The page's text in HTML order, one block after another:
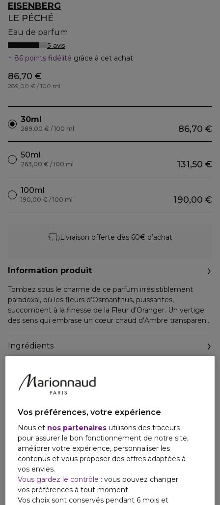
EISENBERG
LE PÉCHÉ
Eau de parfum
5 avis
86 points fidélité grâce à cet achat
86,70 €
289,00 € / 100 ml
30ml
86,70 €
289,00 € / 100 ml
50ml
131,50 €
263,00 € / 100 ml
100ml
190,00 €
190,00 € / 100 ml
Livraison offerte dès 60€ d’achat
Information produit
Tombez sous le charme de ce parfum irrésistiblement
paradoxal, où les fleurs d’Osmanthus, puissantes,
succombent à la finesse de la Fleur d’Oranger. Un vertige
des sens qui embrase un cœur chaud d’Ambre transparent
sophistiquées de Patchouli et de Musc. Pourquoi résister ?
Ingrédients
Vos préférences, votre expérience
Nous et nos partenaires utilisons des traceurs
pour assurer le bon fonctionnement de notre site,
améliorer votre expérience, personnaliser les
contenus et vous proposer des offres adaptées à
vos envies.
Vous gardez le contrôle : vous pouvez changer
vos préférences à tout moment.
Vos choix sont conservés pendant 6 mois et